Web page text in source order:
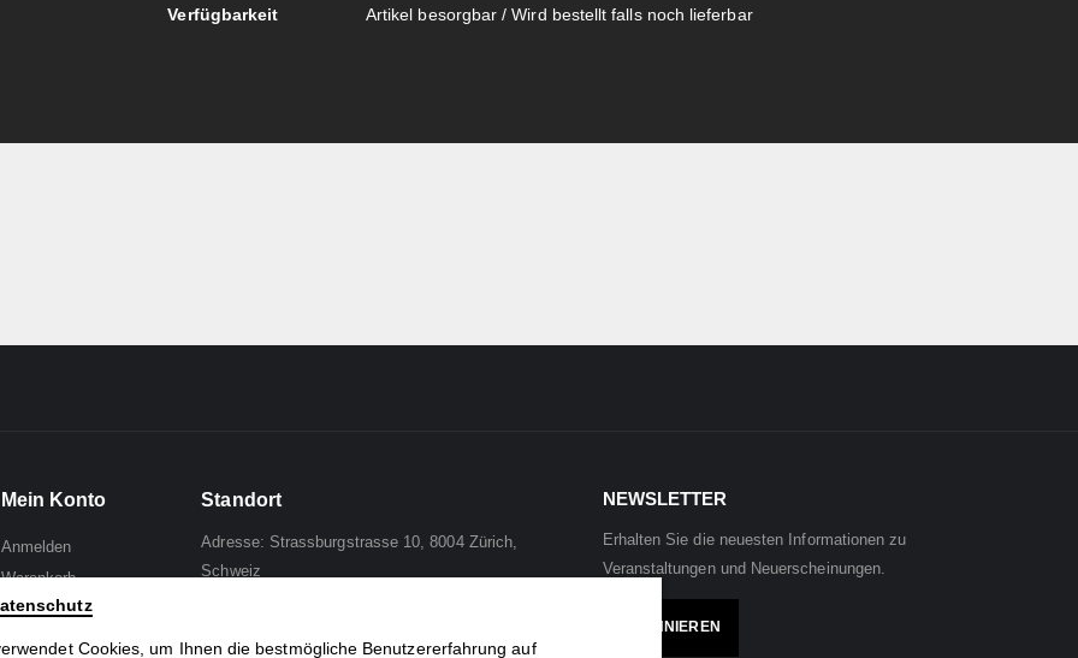
Verfügbarkeit Artikel besorgbar / Wird bestellt falls noch lieferbar
Mein Konto
Anmelden
Warenkorb
Wunschliste
Zur Kasse
Standort
Adresse: Strassburgstrasse 10, 8004 Zürich,
Schweiz
Tel: +41 44 241 96 95
NEWSLETTER
Erhalten Sie die neuesten Informationen zu
Veranstaltungen und Neuerscheinungen.
ABONNIEREN
Cookies, um Ihnen die bestmögliche Benutzererfahrung auf